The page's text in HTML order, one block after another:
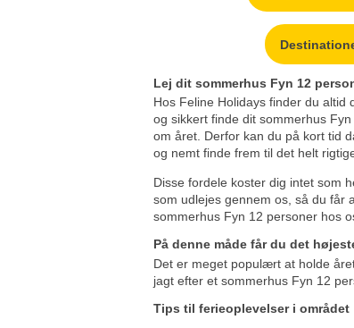
Lej dit sommerhus Fyn 12
Hos Feline Holidays finder du
og sikkert finde dit sommerhus
om året. Derfor kan du på kort tid
og nemt finde frem til det helt
Disse fordele koster dig intet som
som udlejes gennem os, så du får
sommerhus Fyn 12 personer hos
På denne måde får du det
Det er meget populært at holde
jagt efter et sommerhus Fyn 12
Tips til ferieoplevelser i området